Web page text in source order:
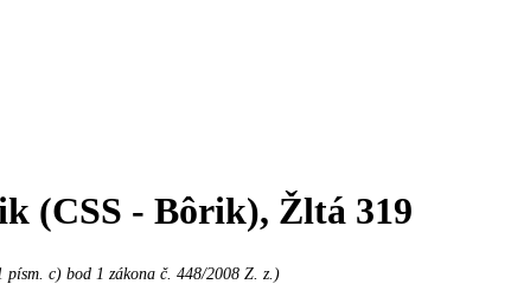
(CSS - Bôrik), Žltá 319
písm. c) bod 1 zákona č. 448/2008 Z. z.)